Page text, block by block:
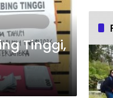
Tinggi,